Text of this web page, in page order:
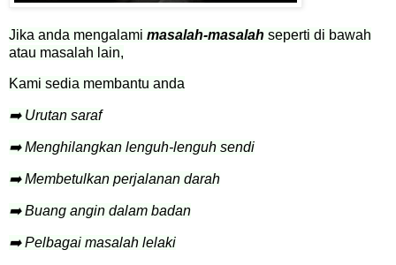
Jika anda mengalami masalah-masalah seperti di bawah
atau masalah lain,
Kami sedia membantu anda
➡️ Urutan saraf
➡️ Menghilangkan lenguh-lenguh sendi
➡️ Membetulkan perjalanan darah
➡️ Buang angin dalam badan
➡️ Pelbagai masalah lelaki